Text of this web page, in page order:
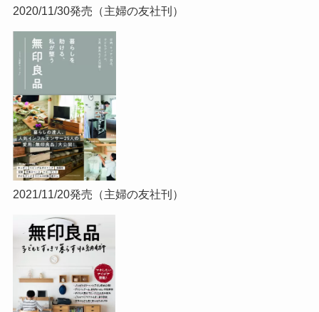
2020/11/30発売（主婦の友社刊）
2021/11/20発売（主婦の友社刊）